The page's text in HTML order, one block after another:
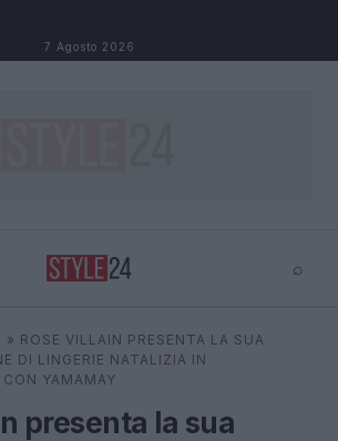
7 Agosto 2026
⌕
⌕
» ROSE VILLAIN PRESENTA LA SUA
DI LINGERIE NATALIZIA IN
YAMAMAY
presenta la sua